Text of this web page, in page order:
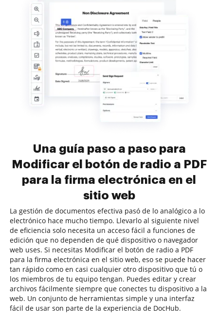
Una guía paso a paso para
Modificar el botón de radio a PDF
para la firma electrónica en el
sitio web
La gestión de documentos efectiva pasó de lo analógico a lo
electrónico hace mucho tiempo. Llevarlo al siguiente nivel
de eficiencia solo necesita un acceso fácil a funciones de
edición que no dependen de qué dispositivo o navegador
web uses. Si necesitas Modificar el botón de radio a PDF
para la firma electrónica en el sitio web, eso se puede hacer
tan rápido como en casi cualquier otro dispositivo que tú o
los miembros de tu equipo tengan. Puedes editar y crear
archivos fácilmente siempre que conectes tu dispositivo a la
web. Un conjunto de herramientas simple y una interfaz
fácil de usar son parte de la experiencia de DocHub.